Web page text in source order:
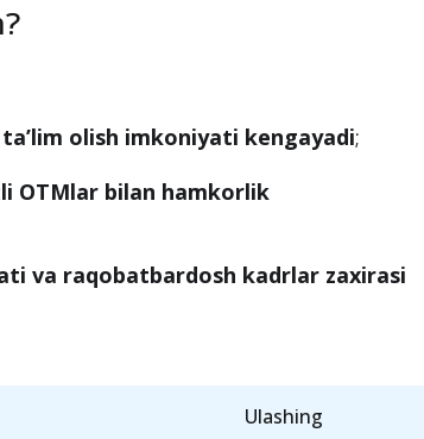
olish imkoniyati kengayadi;
OTMlar bilan hamkorlik
va raqobatbardosh kadrlar zaxirasi
Ulashing